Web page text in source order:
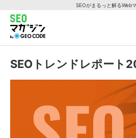
SEOがまるっと解るWeb
SEOトレンドレポート